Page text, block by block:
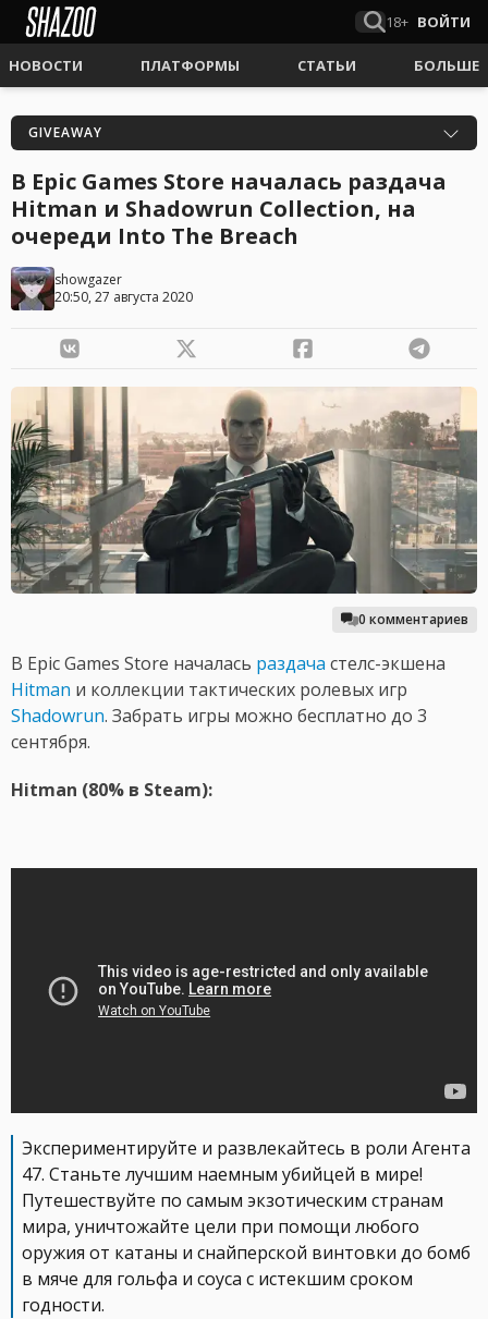
18+ ВОЙТИ
НОВОСТИ ПЛАТФОРМЫ СТАТЬИ БОЛЬШЕ
GIVEAWAY
В Epic Games Store началась раздача
Hitman и Shadowrun Collection, на
очереди Into The Breach
showgazer
20:50, 27 августа 2020
0 комментариев
В Epic Games Store началась раздача стелс-экшена
Hitman и коллекции тактических ролевых игр
Shadowrun. Забрать игры можно бесплатно до 3
сентября.
Hitman (80% в Steam):
Экспериментируйте и развлекайтесь в роли Агента
47. Станьте лучшим наемным убийцей в мире!
Путешествуйте по самым экзотическим странам
мира, уничтожайте цели при помощи любого
оружия от катаны и снайперской винтовки до бомб
в мяче для гольфа и соуса с истекшим сроком
годности.